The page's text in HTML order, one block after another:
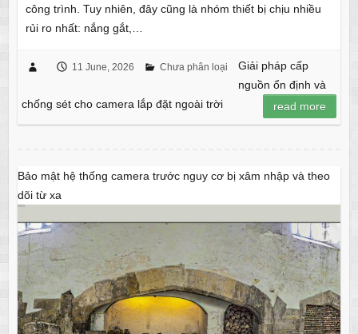
công trình. Tuy nhiên, đây cũng là nhóm thiết bị chịu nhiều
rủi ro nhất: nắng gắt,…
11 June, 2026 Chưa phân loại
Giải pháp cấp
nguồn ổn định và
chống sét cho camera lắp đặt ngoài trời
read more
Bảo mật hệ thống camera trước nguy cơ bị xâm nhập và theo
dõi từ xa